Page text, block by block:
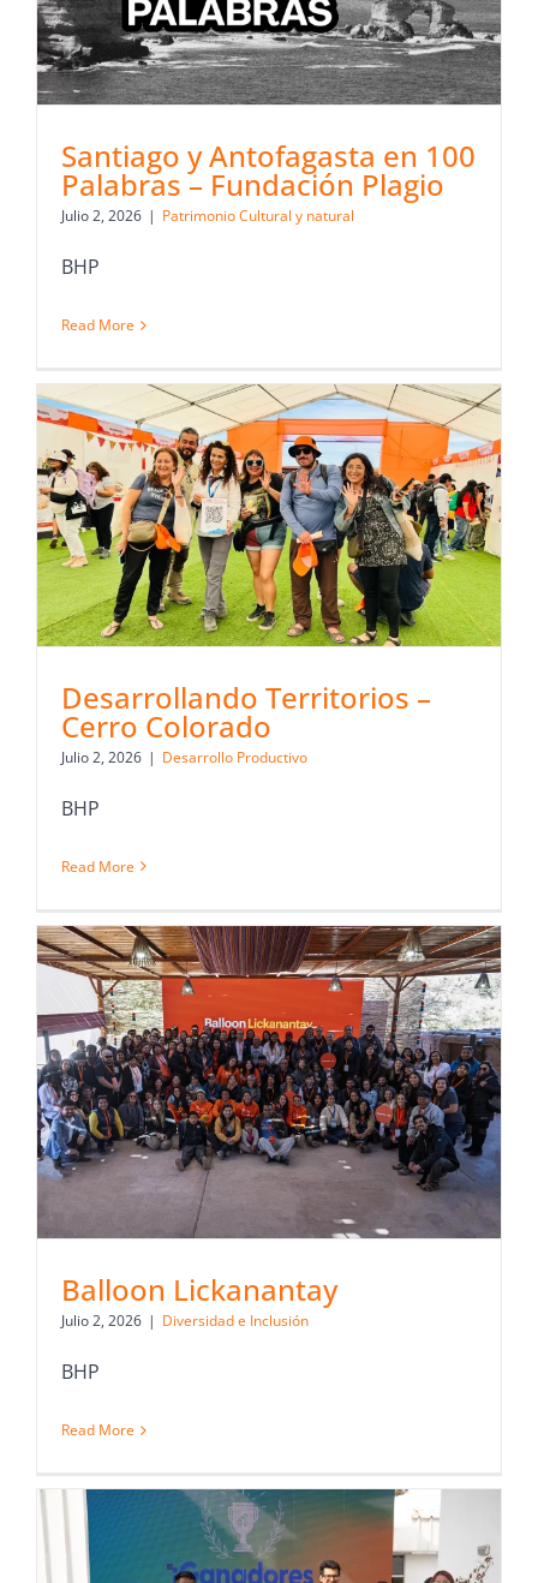
Santiago y Antofagasta en 100
Palabras – Fundación Plagio
Julio 2, 2026 | Patrimonio Cultural y natural
BHP
Read More
Desarrollando Territorios –
Cerro Colorado
Julio 2, 2026 | Desarrollo Productivo
BHP
Read More
Balloon Lickanantay
Julio 2, 2026 | Diversidad e Inclusión
BHP
Read More